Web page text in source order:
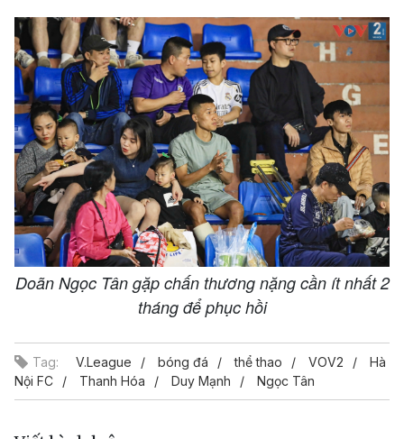
Doãn Ngọc Tân gặp chấn thương nặng cần ít nhất 2
tháng để phục hồi
Tag: V.League bóng đá thể thao VOV2
Hà
Nội FC
Thanh Hóa Duy Mạnh Ngọc Tân